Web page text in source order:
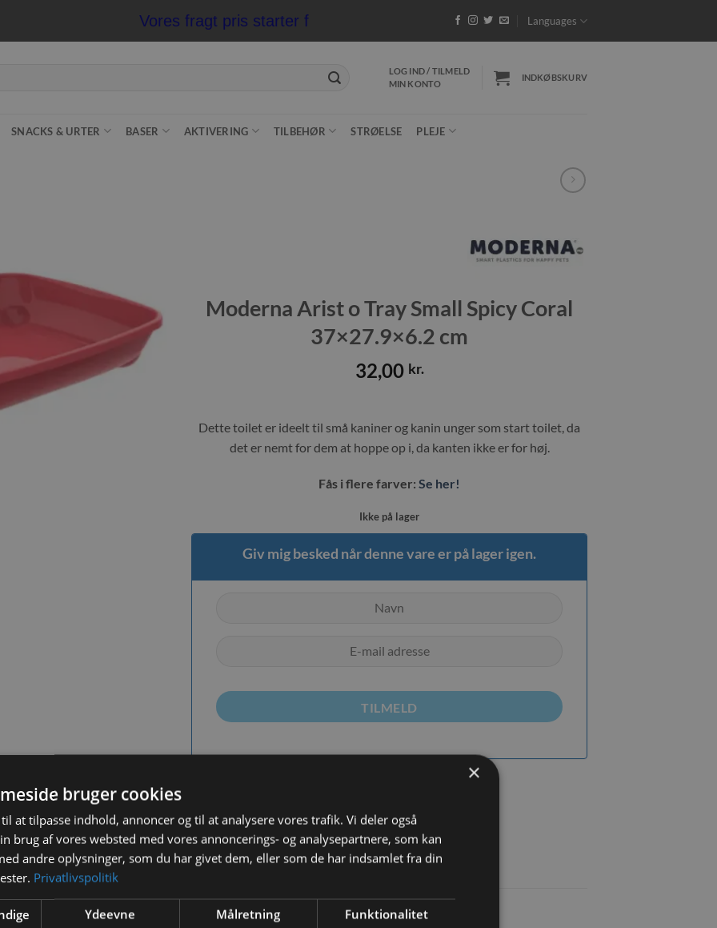
Vores fragt pris starter fra kun 32 DKK - Gratis fragt ved køb over 599 DKK
Languages
LOG IND / TILMELD
MIN KONTO
INDKØBSKURV
SNACKS & URTER BASER AKTIVERING TILBEHØR STRØELSE PLEJE
Moderna Arist o Tray Small Spicy Coral
37×27.9×6.2 cm
32,00 kr.
Dette toilet er ideelt til små kaniner og kanin unger som start toilet, da
det er nemt for dem at hoppe op i, da kanten ikke er for høj.
Fås i flere farver: Se her!
Ikke på lager
Giv mig besked når denne vare er på lager igen.
TILMELD
BESKRIVELSE YDERLIGERE INFORMATION
×
bruger cookies
at tilpasse indhold, annoncer og til at analysere vores trafik. Vi deler også
brug af vores websted med vores annoncerings- og analysepartnere, som kan
andre oplysninger, som du har givet dem, eller som de har indsamlet fra din
Privatlivspolitik
Ydeevne Målretning Funktionalitet